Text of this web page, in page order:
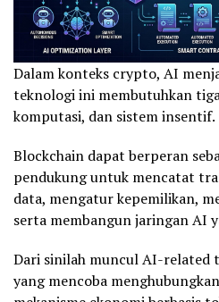
Dalam konteks crypto, AI
teknologi ini membutuhkan
komputasi, dan sistem insentif.
Blockchain dapat berperan
pendukung untuk mencatat
data, mengatur kepemilikan,
serta membangun jaringan AI
Dari sinilah muncul AI-related
yang mencoba